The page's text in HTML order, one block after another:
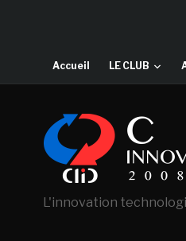
Accueil LE CLUB
L'innovation